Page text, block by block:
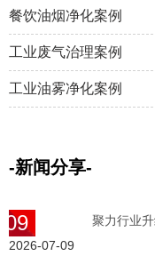
餐饮油烟净化案例
工业废气治理案例
工业油雾净化案例
-新闻分享-
09
2026-07-09
聚力行业